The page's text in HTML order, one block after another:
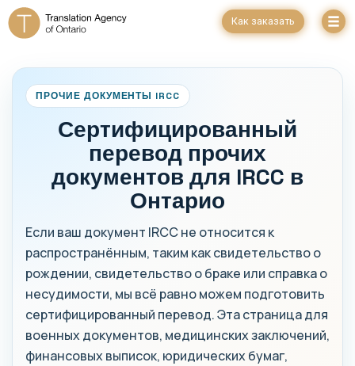
Как заказать
ПРОЧИЕ ДОКУМЕНТЫ IRCC
Сертифицированный
перевод прочих
документов для IRCC в
Онтарио
Если ваш документ IRCC не относится к
распространённым, таким как свидетельство о
рождении, свидетельство о браке или справка о
несудимости, мы всё равно можем подготовить
сертифицированный перевод. Эта страница для
военных документов, медицинских заключений,
финансовых выписок, юридических бумаг,